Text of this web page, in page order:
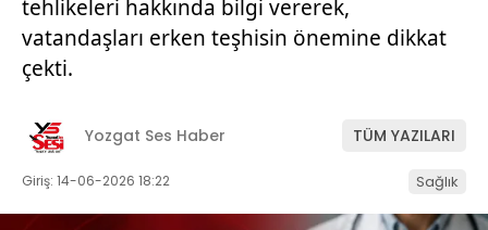
tehlikeleri hakkında bilgi vererek,
vatandaşları erken teşhisin önemine dikkat
çekti.
Yozgat Ses Haber TÜM YAZILARI
Giriş: 14-06-2026 18:22 Sağlık